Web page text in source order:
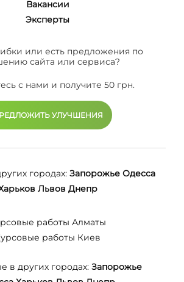
Вакансии
Эксперты
или есть предложения по
сайта или сервиса?
с нами и получите 50 грн.
УЛУЧШЕНИЯ
городах: Запорожье Одесса
Львов Днепр
работы Алматы
работы Киев
в других городах: Запорожье